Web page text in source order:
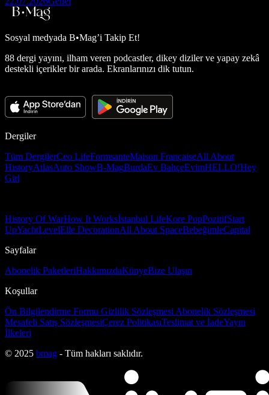
Sosyal medyada B•Mag’i Takip Et!
88 dergi yayını, ilham veren podcastler, dikey diziler ve yapay zekâ
destekli içerikler bir arada. Ekranlarınızı dik tutun.
Dergiler
Tüm DergilerCeo LifeFormsanteMaison FrançaiseAll About
HistoryAtlasAuto ShowB-MagBurdaEv BahçeEvimHELLO!Hey
Girl
History Of WarHow It Worksİstanbul LifeKore PopPozitifStart
UpYachtLevelElle DecorationAll About SpaceBebeğimleCapital
Sayfalar
Abonelik PaketleriHakkımızdaKünyeBize Ulaşın
Koşullar
Ön Bilgilendirme Formu Gizlilik Sözleşmesi Abonelik Sözleşmesi
Mesafeli Satış SözleşmesiÇerez PolitikasıTeslimat ve İadeYayın
İlkeleri
© 2025 bmag - Tüm hakları saklıdır.